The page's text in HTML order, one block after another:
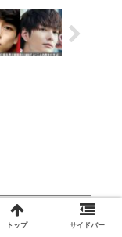
トップ サイドバー